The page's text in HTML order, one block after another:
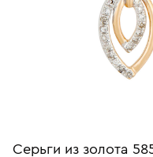
Серьги из золота